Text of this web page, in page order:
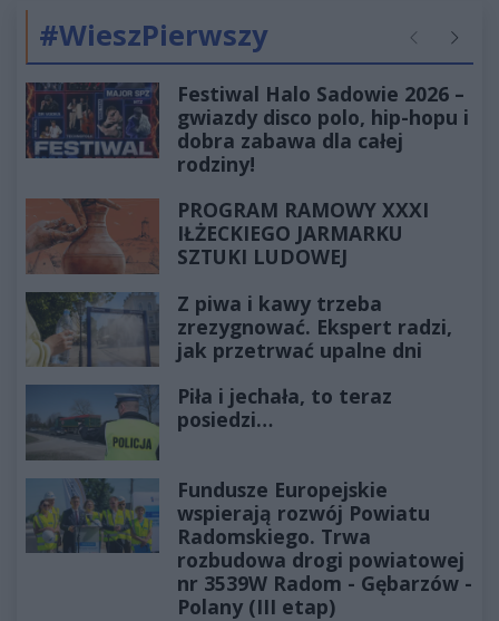
#WieszPierwszy Poprzednie
Festiwal Halo Sadowie 2026 –
gwiazdy disco polo, hip-hopu i
dobra zabawa dla całej
rodziny!
PROGRAM RAMOWY XXXI
IŁŻECKIEGO JARMARKU
SZTUKI LUDOWEJ
Z piwa i kawy trzeba
zrezygnować. Ekspert radzi,
jak przetrwać upalne dni
Piła i jechała, to teraz
posiedzi…
Fundusze Europejskie
wspierają rozwój Powiatu
Radomskiego. Trwa
rozbudowa drogi powiatowej
nr 3539W Radom - Gębarzów -
Polany (III etap)